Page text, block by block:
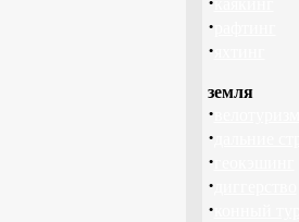
·
·
земля
·
·
·
·
·